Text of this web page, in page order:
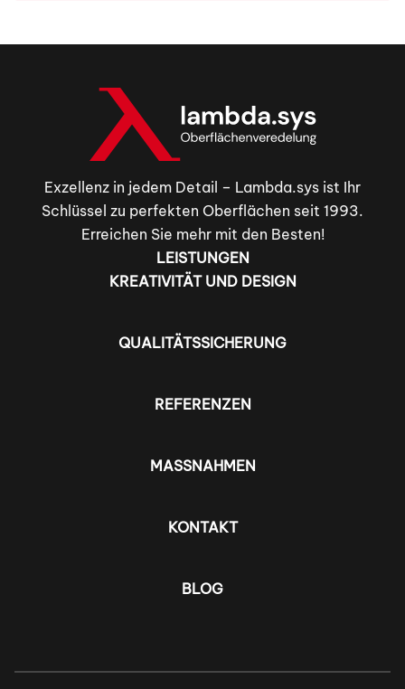
Exzellenz in jedem Detail – Lambda.sys ist Ihr
Schlüssel zu perfekten Oberflächen seit 1993.
Erreichen Sie mehr mit den Besten!
LEISTUNGEN
KREATIVITÄT UND DESIGN
QUALITÄTSSICHERUNG
REFERENZEN
MASSNAHMEN
KONTAKT
BLOG